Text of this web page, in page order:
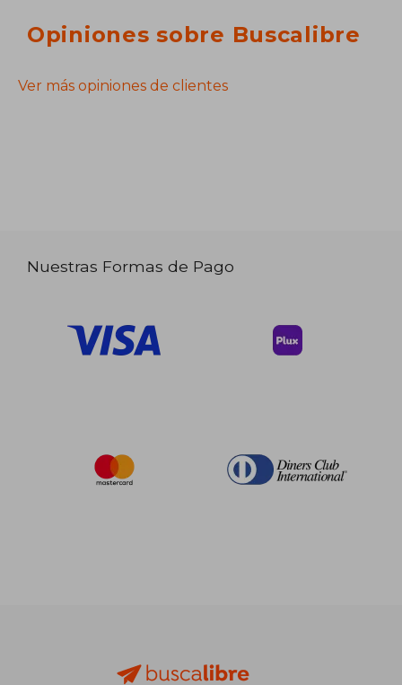
Opiniones sobre Buscalibre
Ver más opiniones de clientes
Nuestras Formas de Pago